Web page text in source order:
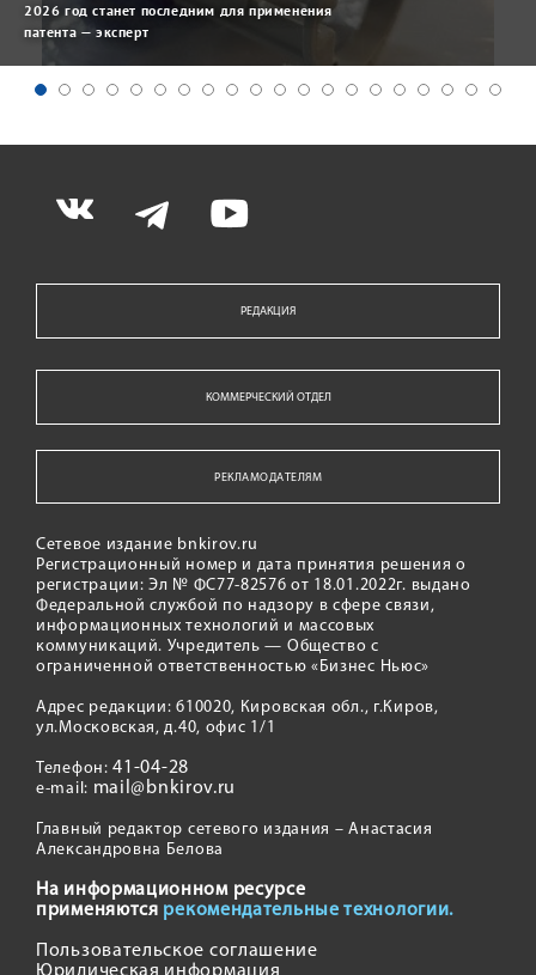
2026 год станет последним для применения
патента — эксперт
РЕДАКЦИЯ
КОММЕРЧЕСКИЙ ОТДЕЛ
РЕКЛАМОДАТЕЛЯМ
Сетевое издание bnkirov.ru
Регистрационный номер и дата принятия решения о
регистрации: Эл № ФС77-82576 от 18.01.2022г. выдано
Федеральной службой по надзору в сфере связи,
информационных технологий и массовых
коммуникаций. Учредитель — Общество с
ограниченной ответственностью «Бизнес Ньюс»
Адрес редакции: 610020, Кировская обл., г.Киров,
ул.Московская, д.40, офис 1/1
Телефон:41-04-28
e-mail: mail@bnkirov.ru
Главный редактор сетевого издания – Анастасия
Александровна Белова
На информационном ресурсе
применяются рекомендательные технологии.
Пользовательское соглашение